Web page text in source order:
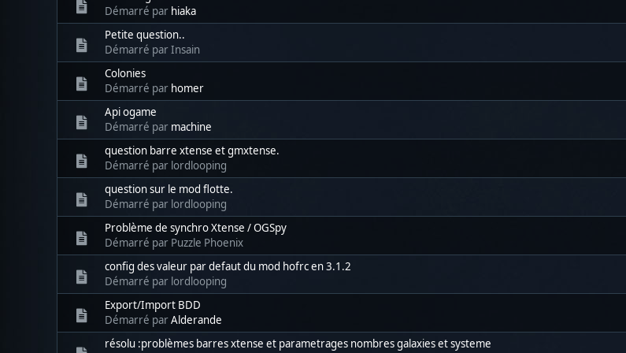
Démarré par hiaka
Petite question..
Démarré par Insain
Colonies
Démarré par homer
Api ogame
Démarré par machine
question barre xtense et gmxtense.
Démarré par lordlooping
question sur le mod flotte.
Démarré par lordlooping
Problème de synchro Xtense / OGSpy
Démarré par Puzzle Phoenix
config des valeur par defaut du mod hofrc en 3.1.2
Démarré par lordlooping
Export/Import BDD
Démarré parAlderande
résolu :problèmes barres xtense et parametrages nombres galaxies et systeme